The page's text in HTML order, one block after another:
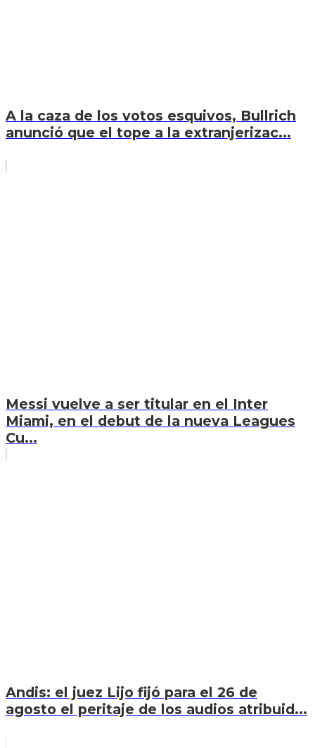
A la caza de los votos esquivos, Bullrich
anunció que el tope a la extranjerizac...
Messi vuelve a ser titular en el Inter
Miami, en el debut de la nueva Leagues
Cu...
Andis: el juez Lijo fijó para el 26 de
agosto el peritaje de los audios atribuid...